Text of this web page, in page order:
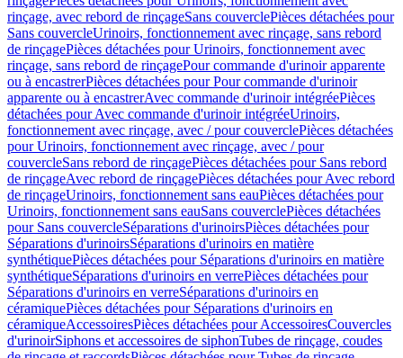
rinçage, avec rebord de rinçageSans couverclePièces détachées pour
Sans couvercleUrinoirs, fonctionnement avec rinçage, sans rebord
de rinçagePièces détachées pour Urinoirs, fonctionnement avec
rinçage, sans rebord de rinçagePour commande d'urinoir apparente
ou à encastrerPièces détachées pour Pour commande d'urinoir
apparente ou à encastrerAvec commande d'urinoir intégréePièces
détachées pour Avec commande d'urinoir intégréeUrinoirs,
fonctionnement avec rinçage, avec / pour couverclePièces détachées
pour Urinoirs, fonctionnement avec rinçage, avec / pour
couvercleSans rebord de rinçagePièces détachées pour Sans rebord
de rinçageAvec rebord de rinçagePièces détachées pour Avec rebord
de rinçageUrinoirs, fonctionnement sans eauPièces détachées pour
Urinoirs, fonctionnement sans eauSans couverclePièces détachées
pour Sans couvercleSéparations d'urinoirsPièces détachées pour
Séparations d'urinoirsSéparations d'urinoirs en matière
synthétiquePièces détachées pour Séparations d'urinoirs en matière
synthétiqueSéparations d'urinoirs en verrePièces détachées pour
Séparations d'urinoirs en verreSéparations d'urinoirs en
céramiquePièces détachées pour Séparations d'urinoirs en
céramiqueAccessoiresPièces détachées pour AccessoiresCouvercles
d'urinoirSiphons et accessoires de siphonTubes de rinçage, coudes